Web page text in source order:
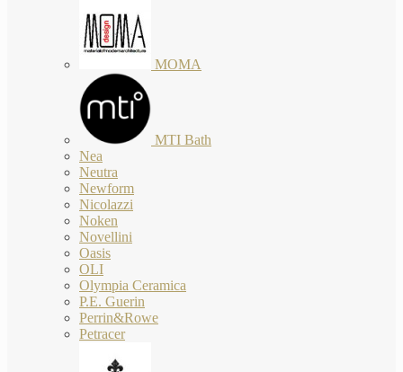
MOMA
MTI Bath
Nea
Neutra
Newform
Nicolazzi
Noken
Novellini
Oasis
OLI
Olympia Ceramica
P.E. Guerin
Perrin&Rowe
Petracer